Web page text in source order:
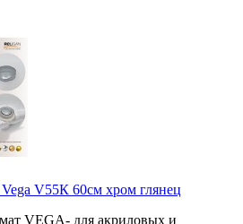
V55К 60см хром глянец
VEGA- для акриловых и